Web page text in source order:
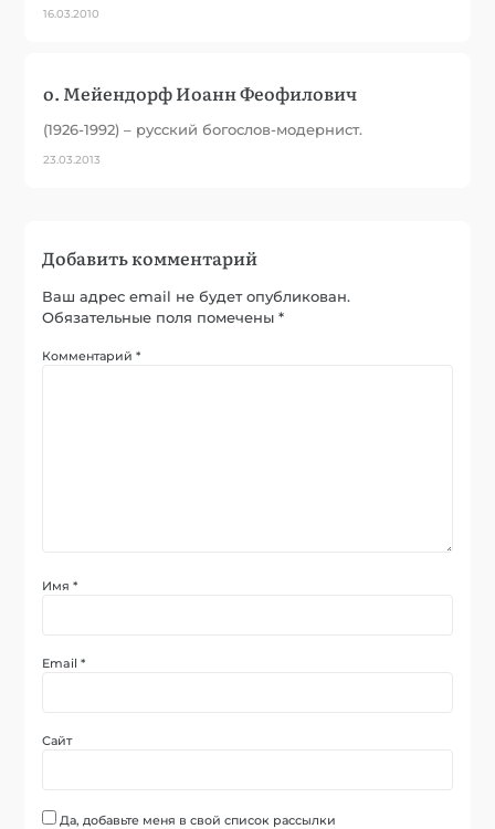
16.03.2010
о. Мейендорф Иоанн Феофилович
(1926-1992) – русский богослов-модернист.
23.03.2013
Добавить комментарий
Ваш адрес email не будет опубликован.
Обязательные поля помечены*
Комментарий*
Имя*
Email*
Сайт
Да, добавьте меня в свой список рассылки